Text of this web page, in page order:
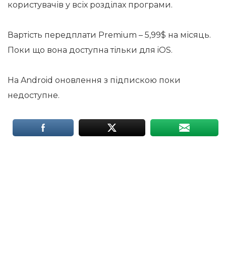
користувачів у всіх розділах програми.
Вартість передплати Premium – 5,99$ на місяць.
Поки що вона доступна тільки для iOS.
На Android оновлення з підпискою поки
недоступне.